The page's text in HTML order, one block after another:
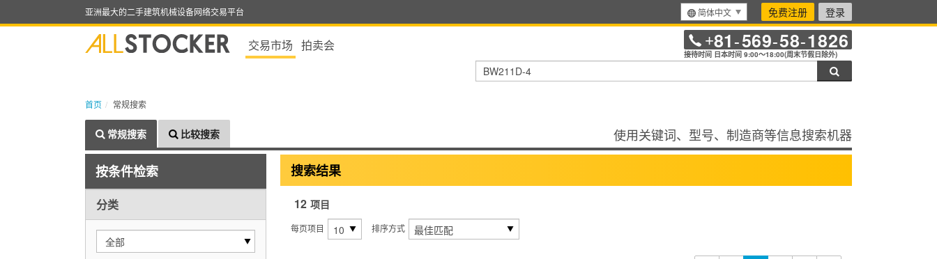
亚洲最大的二手建筑机械设备网络交易平台 简体中文 免费注册 登录
交易市场 拍卖会 +81-569-58-1826
接待时间 日本时间 9:00～18:00(周末节假日除外)
首页 常规搜索
常规搜索 比较搜索 使用关键词、型号、制造商等信息搜索机器
按条件检索
分类
全部
搜索结果
12 项目
每页项目 排序方式